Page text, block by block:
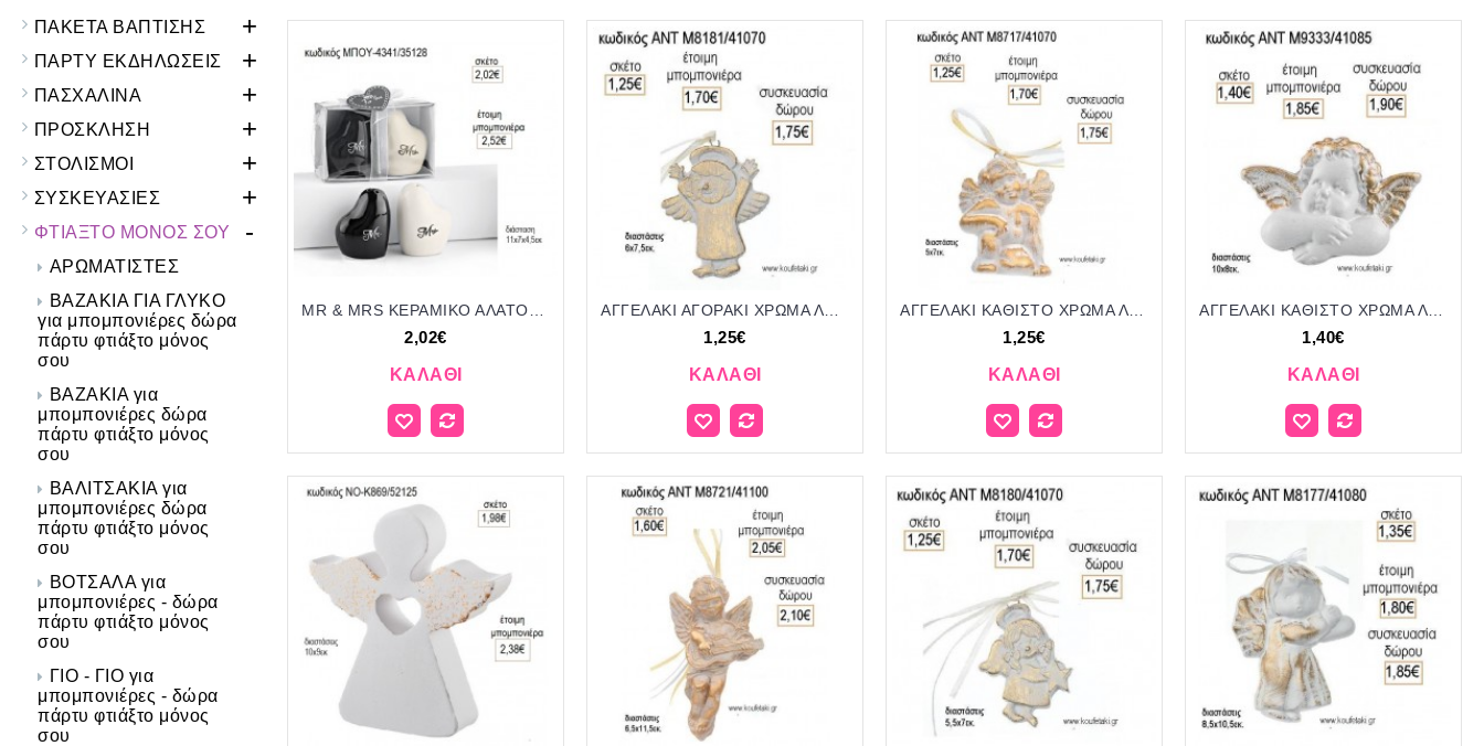
ΠΑΚΕΤΑ ΒΑΠΤΙΣΗΣ +
ΠΑΡΤΥ ΕΚΔΗΛΩΣΕΙΣ +
ΠΑΣΧΑΛΙΝΑ +
ΠΡΟΣΚΛΗΣΗ +
ΣΤΟΛΙΣΜΟΙ +
ΣΥΣΚΕΥΑΣΙΕΣ +
ΦΤΙΑΞΤΟ ΜΟΝΟΣ ΣΟΥ -
ΑΡΩΜΑΤΙΣΤΕΣ
ΒΑΖΑΚΙΑ ΓΙΑ ΓΛΥΚΟ
για μπομπονιέρες δώρα
πάρτυ φτιάξτο μόνος
σου
ΒΑΖΑΚΙΑ για
μπομπονιέρες δώρα
πάρτυ φτιάξτο μόνος
σου
ΒΑΛΙΤΣΑΚΙΑ για
μπομπονιέρες δώρα
πάρτυ φτιάξτο μόνος
σου
ΒΟΤΣΑΛΑ για
μπομπονιέρες - δώρα
πάρτυ φτιάξτο μόνος
σου
ΓΙΟ - ΓΙΟ για
μπομπονιέρες - δώρα
πάρτυ φτιάξτο μόνος
σου
MR & MRS ΚΕΡΑΜΙΚΟ ΑΛΑΤΟΠΙΠΕΡΟ για μπομπονιέρες γούρι δώρο ΜΠΟΥ 4341/35128 2.02€!!!
2,02€
ΚΑΛΆΘΙ
ΑΓΓΕΛΑΚΙ ΑΓΟΡΑΚΙ ΧΡΩΜΑ ΛΕΥΚΟ ΚΕΡΑΜΙΚΟ ΚΡΕΜΑΣΤΟ ΔΙΑΚΟΣΜΗΤΙΚΟ για μπομπονιέρες - δώρα πάρτυ - εορτών - γέννησης - γούρια - φτιάξτο μόνος σου ΑΝΤ-Μ8181/41070 1.25€!!!
1,25€
ΚΑΛΆΘΙ
ΑΓΓΕΛΑΚΙ ΚΑΘΙΣΤΟ ΧΡΩΜΑ ΛΕΥΚΟ ΚΕΡΑΜΙΚΟ ΚΡΕΜΑΣΤΟ ΔΙΑΚΟΣΜΗΤΙΚΟ για μπομπονιέρες - δώρα πάρτυ - εορτών - γέννησης - γούρια - φτιάξτο μόνος σου ΑΝΤ-Μ8717/41070 1.25€!!!
1,25€
ΚΑΛΆΘΙ
ΑΓΓΕΛΑΚΙ ΚΑΘΙΣΤΟ ΧΡΩΜΑ ΛΕΥΚΟ ΧΡΥΣΟ ΚΕΡΑΜΙΚΟ ΚΡΕΜΑΣΤΟ ΔΙΑΚΟΣΜΗΤΙΚΟ για μπομπονιέρες - δώρα πάρτυ - εορτών - γέννησης - γούρια - φτιάξτο μόνος σου ΑΝΤ-Μ9333/41085 1.40€!!!
1,40€
ΚΑΛΆΘΙ